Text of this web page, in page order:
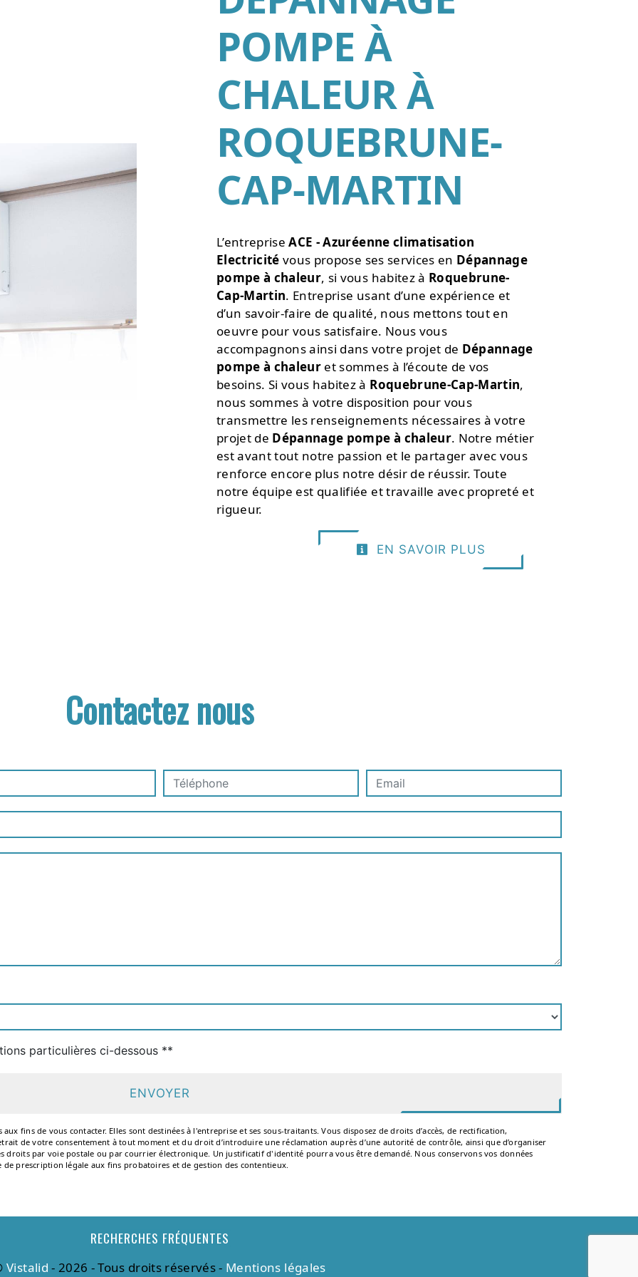
POMPE À
CHALEUR À
ROQUEBRUNE-
CAP-MARTIN
L’entrepriseACE - Azuréenne climatisation
Electricité vous propose ses services en Dépannage
pompe à chaleur, si vous habitez à Roquebrune-
Cap-Martin. Entreprise usant d’une expérience et
d’un savoir-faire de qualité, nous mettons tout en
oeuvre pour vous satisfaire. Nous vous
accompagnons ainsi dans votre projet de Dépannage
pompe à chaleur et sommes à l’écoute de vos
besoins. Si vous habitez à Roquebrune-Cap-Martin,
nous sommes à votre disposition pour vous
transmettre les renseignements nécessaires à votre
projet de Dépannage pompe à chaleur. Notre métier
est avant tout notre passion et le partager avec vous
renforce encore plus notre désir de réussir. Toute
notre équipe est qualifiée et travaille avec propreté et
rigueur.
EN SAVOIR PLUS
Contactez nous
particulières ci-dessous **
ENVOYER
fins de vous contacter. Elles sont destinées à l'entreprise et ses sous-traitants. Vous disposez de droits d’accès, de rectification,
de votre consentement à tout moment et du droit d’introduire une réclamation auprès d’une autorité de contrôle, ainsi que d’organiser
droits par voie postale ou par courrier électronique. Un justificatif d'identité pourra vous être demandé. Nous conservons vos données
prescription légale aux fins probatoires et de gestion des contentieux.
RECHERCHES FRÉQUENTES
Vistalid - 2026 - Tous droits réservés - Mentions légales